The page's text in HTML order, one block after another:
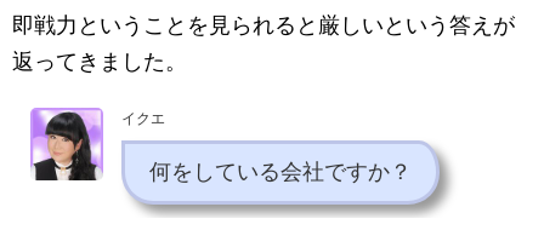
即戦力ということを見られると厳しいという答えが
返ってきました。
イクエ
何をしている会社ですか？